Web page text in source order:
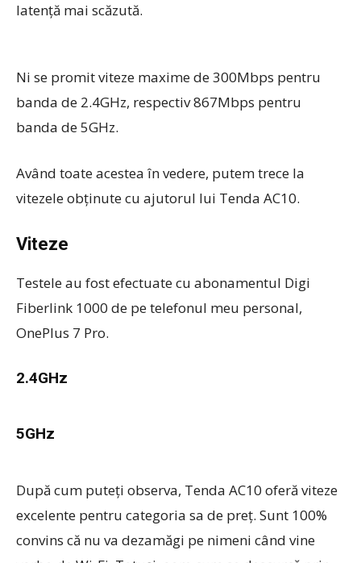
latență mai scăzută.
Ni se promit viteze maxime de 300Mbps pentru
banda de 2.4GHz, respectiv 867Mbps pentru
banda de 5GHz.
Având toate acestea în vedere, putem trece la
vitezele obținute cu ajutorul lui Tenda AC10.
Viteze
Testele au fost efectuate cu abonamentul Digi
Fiberlink 1000 de pe telefonul meu personal,
OnePlus 7 Pro.
2.4GHz
5GHz
După cum puteți observa, Tenda AC10 oferă viteze
excelente pentru categoria sa de preț. Sunt 100%
convins că nu va dezamăgi pe nimeni când vine